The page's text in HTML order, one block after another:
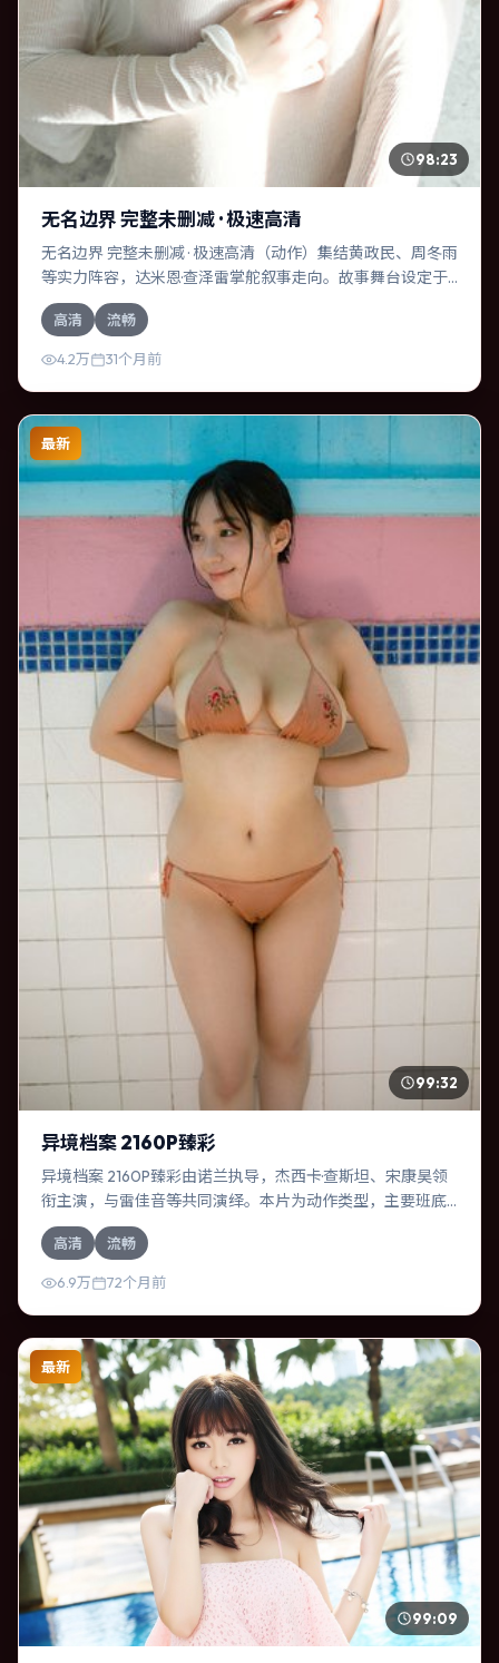
98:23
无名边界 完整未删减 · 极速高清
无名边界 完整未删减 · 极速高清（动作）集结黄政民、周冬雨
等实力阵容，达米恩·查泽雷掌舵叙事走向。故事舞台设定于
美国，围绕一次意外选择展开连锁反应；配乐与色彩高度服
务于主题，结尾留白耐人寻味。
高清 流畅
4.2万 31个月前
最新
99:32
异境档案 2160P臻彩
异境档案 2160P臻彩由诺兰执导，杰西卡·查斯坦、宋康昊领
衔主演，与雷佳音等共同演绎。本片为动作类型，主要班底
与取景来自日本。一次跨国行动在暴雨夜失控，信任瞬间崩
塌。影片整体气质克制，节奏紧凑，人物动机清晰，适合喜
欢强情节与细腻表演的观众。
高清 流畅
6.9万 72个月前
最新
99:09